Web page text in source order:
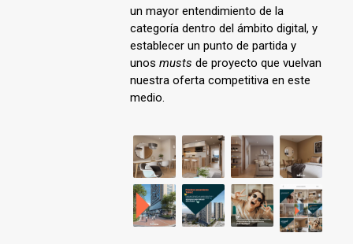
un mayor entendimiento de la
categoría dentro del ámbito digital, y
establecer un punto de partida y
unos musts de proyecto que vuelvan
nuestra oferta competitiva en este
medio.